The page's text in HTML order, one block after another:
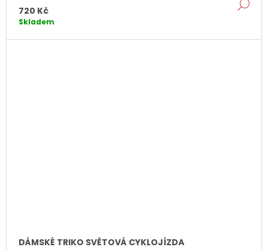
720 Kč
Skladem
DÁMSKÉ TRIKO SVĚTOVÁ CYKLOJÍZDA